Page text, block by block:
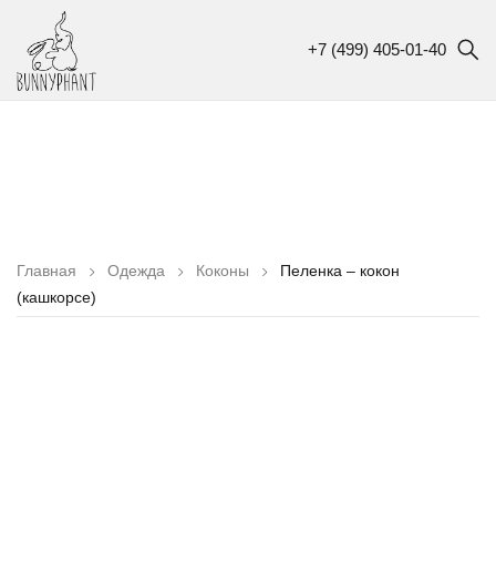
+7 (499) 405-01-40
Главная Одежда Коконы
Пеленка – кокон
(кашкорсе)